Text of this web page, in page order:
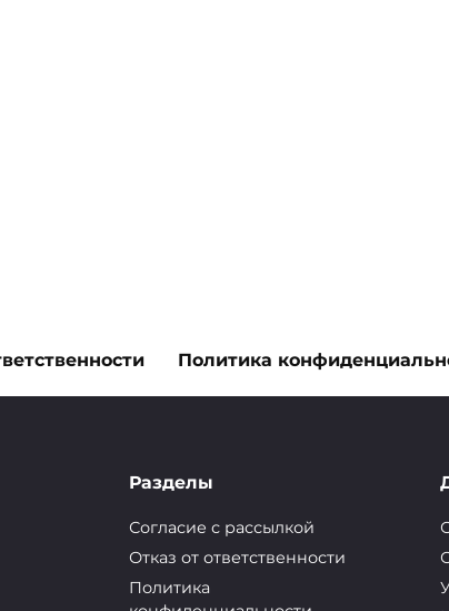
снов?
загадочно донося нам какое-то послание.
Политика
Разделы
Согласие с рассылкой
Отказ от ответственности
Политика